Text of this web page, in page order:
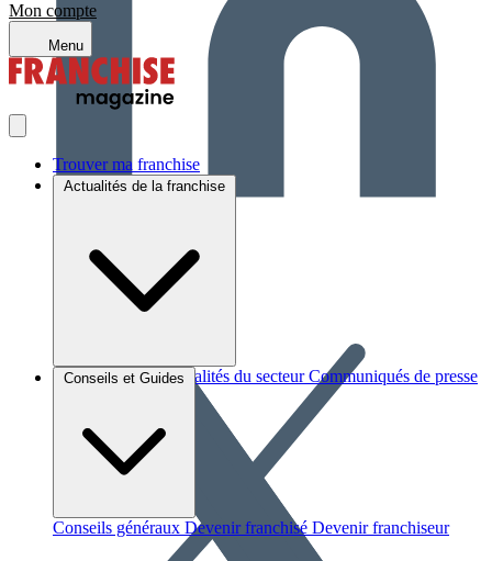
Mon compte
Menu
Trouver ma franchise
Actualités de la franchise
Brèves et actus Actualités du secteur Communiqués de presse
Conseils et Guides
Conseils généraux Devenir franchisé Devenir franchiseur